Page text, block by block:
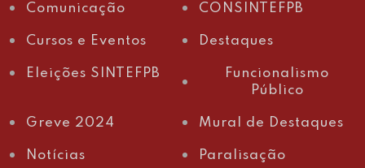
Comunicação CONSINTEFPB
Cursos e Eventos Destaques
Eleições SINTEFPB
Funcionalismo
Público
Greve 2024 Mural de Destaques
Notícias Paralisação